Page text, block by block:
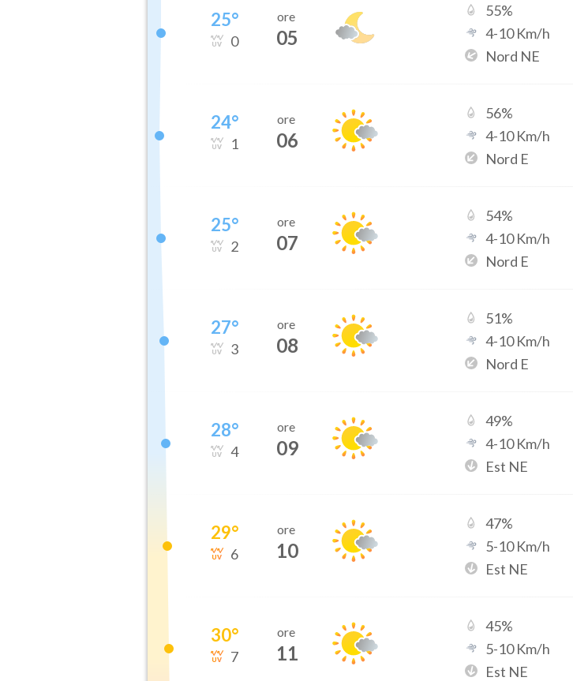
25°
0
ore
05
55%
4-10Km/h
Nord NE
24°
1
ore
06
56%
4-10Km/h
Nord E
25°
2
ore
07
54%
4-10Km/h
Nord E
27°
3
ore
08
51%
4-10Km/h
Nord E
28°
4
ore
09
49%
4-10Km/h
Est NE
29°
6
ore
10
47%
5-10Km/h
Est NE
30°
7
ore
11
45%
5-10Km/h
Est NE